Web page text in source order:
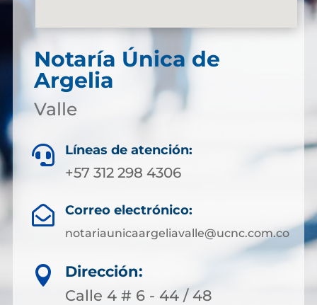
Notaría Única de
Argelia
Valle
 Líneas de atención:
+57 312 298 4306
 Correo electrónico:
notariaunicaargeliavalle@ucnc.com.co

Dirección:
Calle 4 # 6 - 44 / 48